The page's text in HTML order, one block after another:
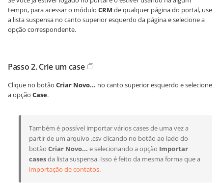
tempo, para acessar o módulo CRM de qualquer página do portal, use
a lista suspensa no canto superior esquerdo da página e selecione a
opção correspondente.
Passo 2. Crie um case
Clique no botão Criar Novo... no canto superior esquerdo e selecione
a opção Case.
Também é possível importar vários cases de uma vez a
partir de um arquivo .csv clicando no botão ao lado do
botão Criar Novo... e selecionando a opção Importar
casesda lista suspensa. Isso é feito da mesma forma que a
importação de contatos.